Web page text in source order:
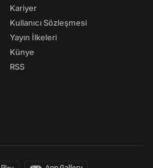
Kariyer
Kullanıcı Sözleşmesi
Yayın İlkeleri
Künye
RSS